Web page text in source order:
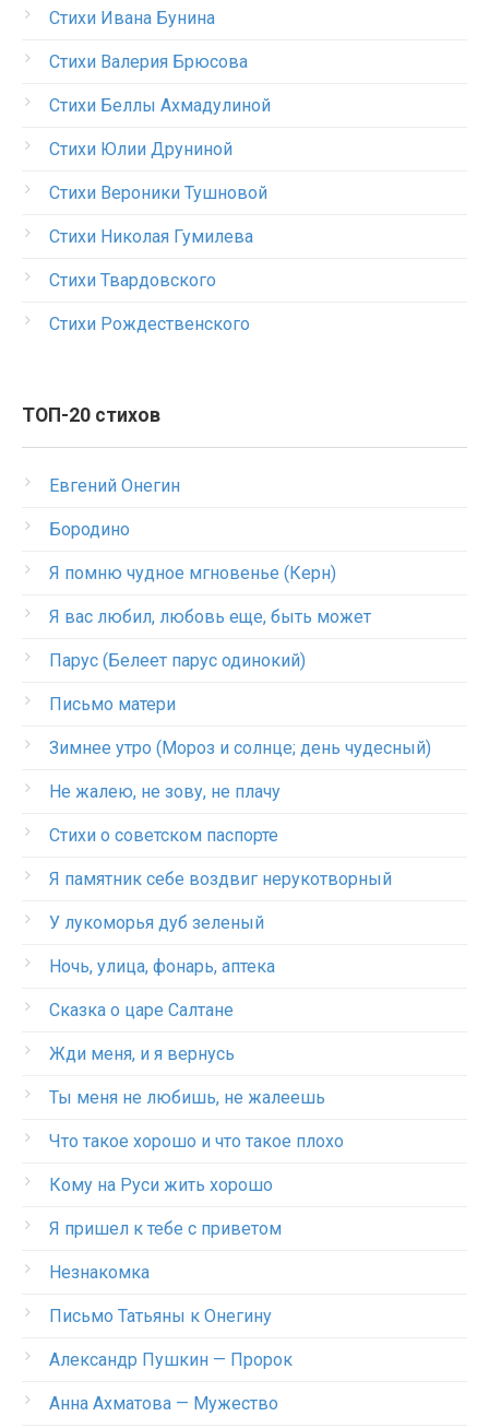
Стихи Ивана Бунина
Стихи Валерия Брюсова
Стихи Беллы Ахмадулиной
Стихи Юлии Друниной
Стихи Вероники Тушновой
Стихи Николая Гумилева
Стихи Твардовского
Стихи Рождественского
ТОП-20 стихов
Евгений Онегин
Бородино
Я помню чудное мгновенье (Керн)
Я вас любил, любовь еще, быть может
Парус (Белеет парус одинокий)
Письмо матери
Зимнее утро (Мороз и солнце; день чудесный)
Не жалею, не зову, не плачу
Стихи о советском паспорте
Я памятник себе воздвиг нерукотворный
У лукоморья дуб зеленый
Ночь, улица, фонарь, аптека
Сказка о царе Салтане
Жди меня, и я вернусь
Ты меня не любишь, не жалеешь
Что такое хорошо и что такое плохо
Кому на Руси жить хорошо
Я пришел к тебе с приветом
Незнакомка
Письмо Татьяны к Онегину
Александр Пушкин — Пророк
Анна Ахматова — Мужество